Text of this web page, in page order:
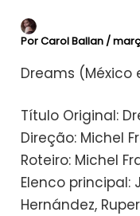
PorCarol Ballan /
Dreams (México
Título Original:
Direção: Michel
Roteiro: Michel
Elenco principal:
Hernández,